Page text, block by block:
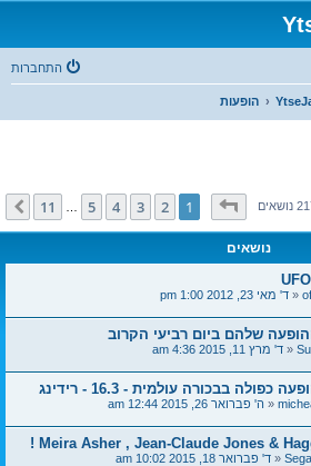
התחברות
הופעות
דף1מתוך11
1
2
3
4
5
11 הבא
נושאים
«ד' מאי 23, 2012 1:00 pm
שלהם ביום רביעי הקרוב
«ד' מרץ 11, 2015 4:36 am
«ה' פברואר 26, 2015 12:44 am
Meira Asher , Jean-Claude Jones &
«ד' פברואר 18, 2015 10:02 am